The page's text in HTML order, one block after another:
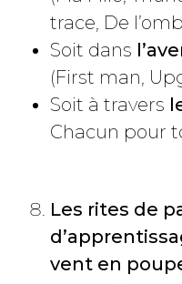
trace, De
Soit dans
(First man,
Soit à travers
Chacun pour
Les rites de
vent en